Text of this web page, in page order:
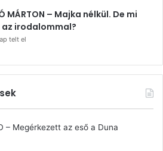
MÁRTON – Majka nélkül. De mi
az irodalommal?
telt el
– Megérkezett az eső a Duna